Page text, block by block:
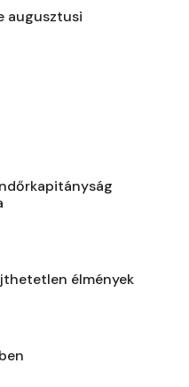
augusztusi
élmények